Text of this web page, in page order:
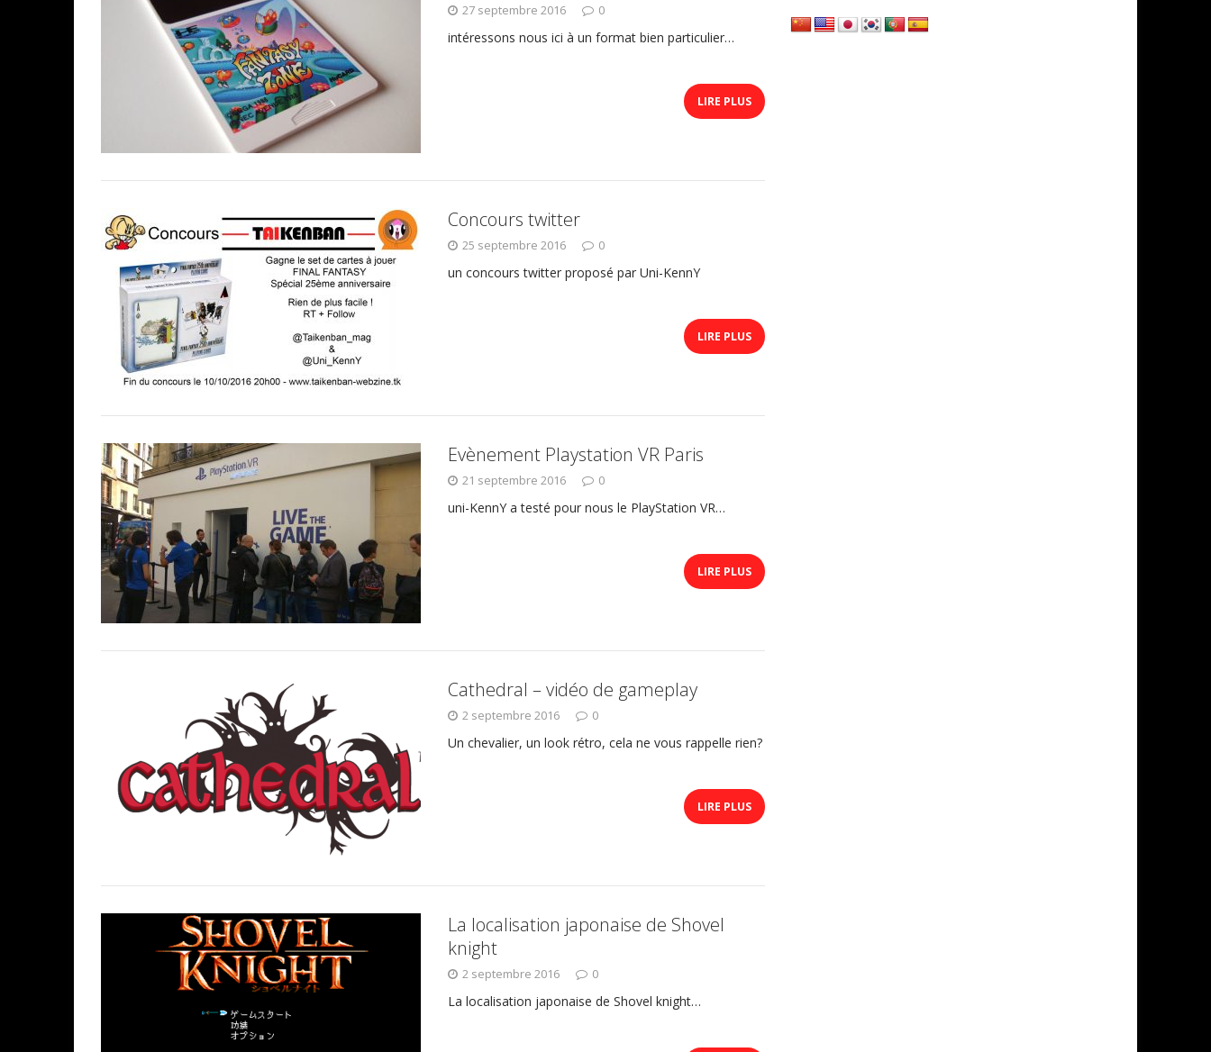
27 septembre 2016 0
intéressons nous ici à un format bien particulier…
LIRE PLUS
Concours twitter
25 septembre 2016 0
un concours twitter proposé par Uni-KennY
LIRE PLUS
Evènement Playstation VR Paris
21 septembre 2016 0
uni-KennY a testé pour nous le PlayStation VR…
LIRE PLUS
Cathedral – vidéo de gameplay
2 septembre 2016 0
Un chevalier, un look rétro, cela ne vous rappelle rien?
LIRE PLUS
La localisation japonaise de Shovel
knight
2 septembre 2016 0
La localisation japonaise de Shovel knight…